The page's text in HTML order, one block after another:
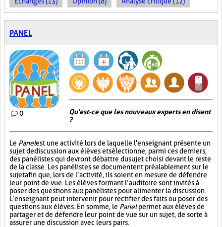
PANEL
0
Qu'est-ce que les nouveaux experts en disent
?
Le Panelest une activité lors de laquelle l'enseignant présente un
sujet de discussion aux élèves et sélectionne, parmi ces derniers,
des panélistes qui devront débattre du sujet choisi devant le reste
de la classe. Les panélistes se documentent préalablement sur le
sujet afin que, lors de l’activité, ils soient en mesure de défendre
leur point de vue. Les élèves formant l’auditoire sont invités à
poser des questions aux panélistes pour alimenter la discussion.
L’enseignant peut intervenir pour rectifier des faits ou poser des
questions aux élèves. En somme, le Panelpermet aux élèves de
partager et de défendre leur point de vue sur un sujet, de sorte à
assurer une discussion avec leurs pairs.